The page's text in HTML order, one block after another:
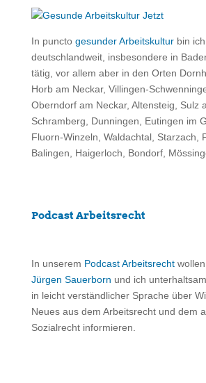
In puncto gesunder Arbeitskulturbin ich
deutschlandweit, insbesondere in
tätig, vor allem aber in den Orten
Horb am Neckar, Villingen-
Oberndorf am Neckar, Altensteig, Sulz
Schramberg, Dunningen, Eutingen im
Fluorn-Winzeln, Waldachtal, Starzach,
Balingen, Haigerloch, Bondorf,
Podcast Arbeitsrecht
In unserem Podcast Arbeitsrechtwollen
Jürgen Sauerborn und ich
in leicht verständlicher Sprache über
Neues aus dem Arbeitsrecht und dem
Sozialrecht informieren.